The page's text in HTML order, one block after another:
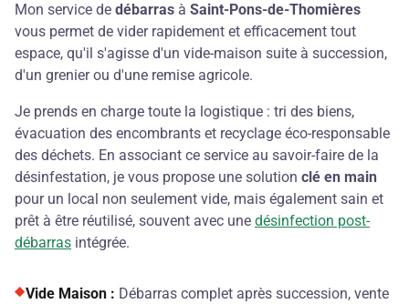
Mon service de débarras à Saint-Pons-de-Thomières
vous permet de vider rapidement et efficacement tout
espace, qu'il s'agisse d'un vide-maison suite à succession,
d'un grenier ou d'une remise agricole.
Je prends en charge toute la logistique : tri des biens,
évacuation des encombrants et recyclage éco-responsable
des déchets. En associant ce service au savoir-faire de la
désinfestation, je vous propose une solution clé en main
pour un local non seulement vide, mais également sain et
prêt à être réutilisé, souvent avec une désinfection post-
débarras intégrée.
Vide Maison : Débarras complet après succession, vente